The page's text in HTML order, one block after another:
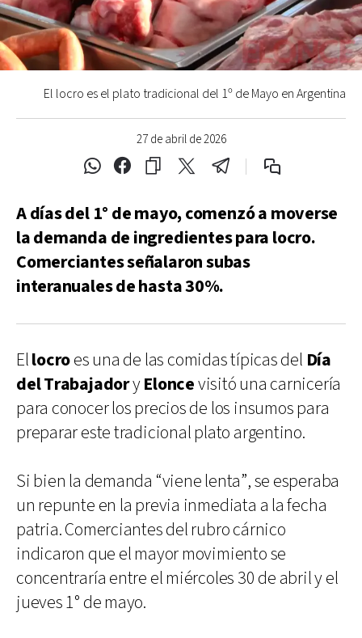
27 de abril de 2026
El locro es el plato tradicional del 1º de Mayo en Argentina
A días del 1° de mayo, comenzó a moverse
la demanda de ingredientes para locro.
Comerciantes señalaron subas
interanuales de hasta 30%.
Ellocroes una de las comidas típicas del Día
del TrabajadoryEloncevisitó una carnicería
para conocer los precios de los insumos para
preparar este tradicional plato argentino.
Si bien la demanda “viene lenta”, se esperaba
un repunte en la previa inmediata a la fecha
patria. Comerciantes del rubro cárnico
indicaron que el mayor movimiento se
concentraría entre el miércoles 30 de abril y el
jueves 1° de mayo.